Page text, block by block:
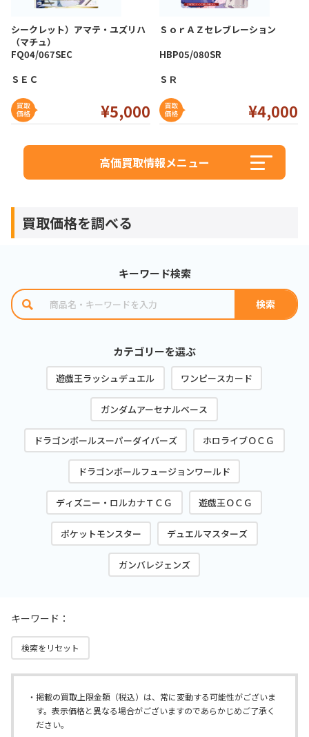
シークレット）アマテ・ユズリハ
（マチュ）
FQ04/067SEC
ＳＥＣ
¥5,000
ＳｏｒＡＺセレブレーション
HBP05/080SR
ＳＲ
¥4,000
高価買取情報メニュー
買取価格を調べる
キーワード検索
カテゴリーを選ぶ
遊戯王ラッシュデュエル ワンピースカード
ガンダムアーセナルベース
ドラゴンボールスーパーダイバーズ ホロライブＯＣＧ
ドラゴンボールフュージョンワールド
ディズニー・ロルカナＴＣＧ 遊戯王ＯＣＧ
ポケットモンスター デュエルマスターズ
ガンバレジェンズ
キーワード：
検索をリセット
掲載の買取上限金額（税込）は、常に変動する可能性がございま
す。表示価格と異なる場合がございますのであらかじめご了承く
ださい。